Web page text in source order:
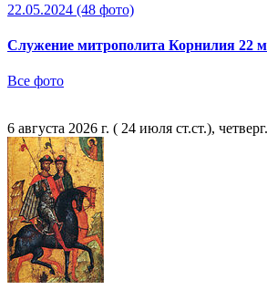
22.05.2024 (48 фото)
Служение митрополита Корнилия 22
Все фото
6 августа 2026 г. ( 24 июля ст.ст.), четверг.